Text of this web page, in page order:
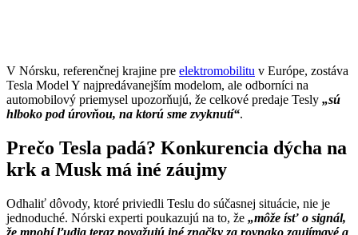
V Nórsku, referenčnej krajine pre elektromobilitu v Európe, zostáva
Tesla Model Y najpredávanejším modelom, ale odborníci na
automobilový priemysel upozorňujú, že celkové predaje Tesly „sú
hlboko pod úrovňou, na ktorú sme zvyknutí“.
Prečo Tesla padá? Konkurencia dýcha na
krk a Musk má iné záujmy
Odhaliť dôvody, ktoré priviedli Teslu do súčasnej situácie, nie je
jednoduché. Nórski experti poukazujú na to, že „môže ísť o signál,
že mnohí ľudia teraz považujú iné značky za rovnako zaujímavé a